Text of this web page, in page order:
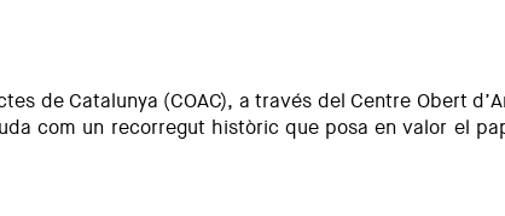
de Catalunya (COAC), a través del Centre Obert
com un recorregut històric que posa en valor el